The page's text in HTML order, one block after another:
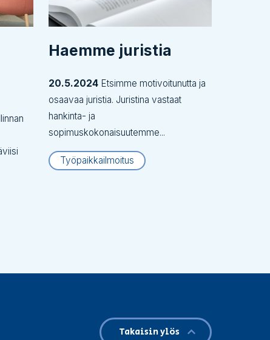
Haemme juristia
20.5.2024 Etsimme motivoitunutta ja
osaavaa juristia. Juristina vastaat
hankinta- ja
sopimuskokonaisuutemme...
Työpaikkailmoitus
Takaisin ylös